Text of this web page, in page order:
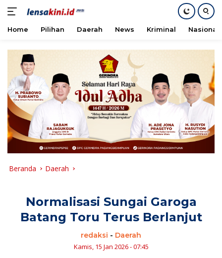
konten
Home Pilihan Daerah News Kriminal Nasional
Beranda Daerah
Normalisasi Sungai Garoga
Batang Toru Terus Berlanjut
redaksi - Daerah
Kamis, 15 Jan 2026 - 07:45